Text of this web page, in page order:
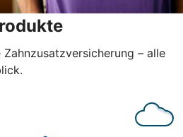
– alle